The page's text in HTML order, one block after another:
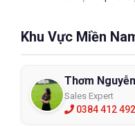
tay trước chất lỏng thủy
Găng tay cao su chống
Khu Vực Miền
Thơm Nguyễn
Sales Expert
0384 412 492